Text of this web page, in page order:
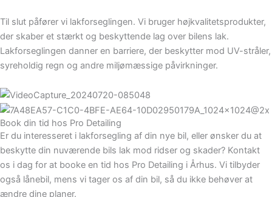
Til slut påfører vi lakforseglingen. Vi bruger højkvalitetsprodukter,
der skaber et stærkt og beskyttende lag over bilens lak.
Lakforseglingen danner en barriere, der beskytter mod UV-stråler,
syreholdig regn og andre miljømæssige påvirkninger.
Book din tid hos Pro Detailing
Er du interesseret i lakforsegling af din nye bil, eller ønsker du at
beskytte din nuværende bils lak mod ridser og skader? Kontakt
os i dag for at booke en tid hos Pro Detailing i Århus. Vi tilbyder
også lånebil, mens vi tager os af din bil, så du ikke behøver at
ændre dine planer.